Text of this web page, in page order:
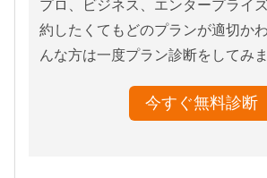
プロ、ビジネス、エンタープライ
約したくてもどのプランが適切か
んな方は一度プラン診断をしてみ
今すぐ無料診断